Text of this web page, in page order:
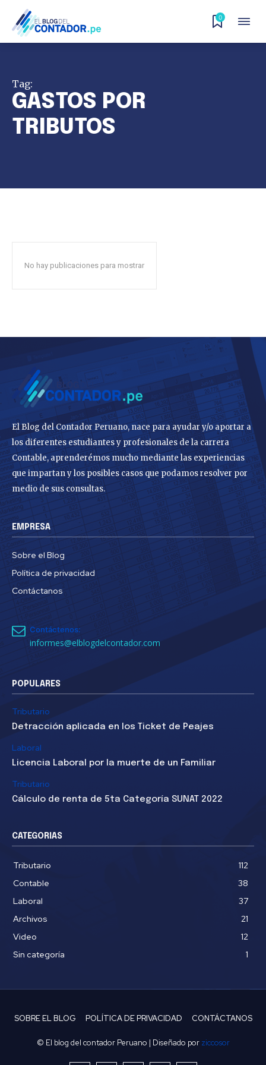
0
Tag:
GASTOS POR
TRIBUTOS
No hay publicaciones para mostrar
El Blog del Contador Peruano, nace para ayudar y/o aportar a
los diferentes estudiantes y profesionales de la carrera
Contable, aprenderémos mucho mediante las experiencias
que impartan y los posibles casos que podamos resolver por
medio de sus consultas.
EMPRESA
Sobre el Blog
Política de privacidad
Contáctanos
Contáctenos:
informes@elblogdelcontador.com
POPULARES
Tributario
Detracción aplicada en los Ticket de Peajes
Laboral
Licencia Laboral por la muerte de un Familiar
Tributario
Cálculo de renta de 5ta Categoría SUNAT 2022
CATEGORIAS
Tributario
112
Contable
38
Laboral
37
Archivos
21
Video
12
Sin categoría
1
SOBRE EL BLOG POLÍTICA DE PRIVACIDAD CONTÁCTANOS
© El blog del contador Peruano | Diseñado por ziccosor